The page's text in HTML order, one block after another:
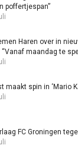
poffertjespan”
Haren over in
maandag te
maakt spin in ‘Mario
FC Groningen